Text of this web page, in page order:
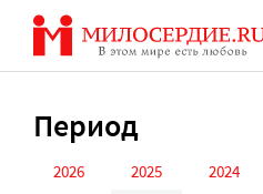
Перейти
содержанию
Период
2026 2025 2024